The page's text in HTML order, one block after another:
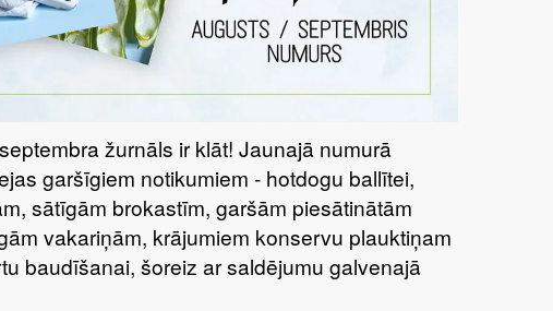
žurnāls ir klāt! Jaunajā numurā
garšīgiem notikumiem - hotdogu ballītei,
sātīgām brokastīm, garšām piesātinātām
vakariņām, krājumiem konservu plauktiņam
baudīšanai, šoreiz ar saldējumu galvenajā